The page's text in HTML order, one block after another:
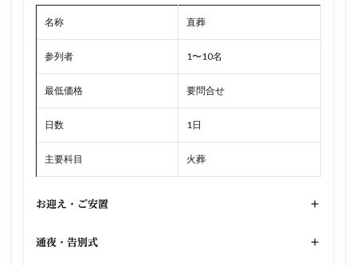
名称 直葬
参列者 1〜10名
最低価格 要問合せ
日数 1日
主要科目 火葬
お迎え・ご安置 +
通夜・告別式 +